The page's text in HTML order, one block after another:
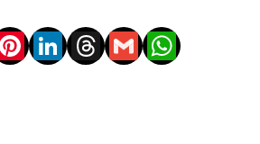
LinkedIn
Threads
Gmail